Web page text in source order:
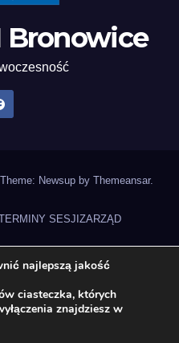
Bronowice
Theme: Newsup by Themeansar.
SESJI ZARZĄD
SESJISTATUT DZIELNICY
2026Gazeta Bronowicka
najlepszą jakość
ciasteczka, których
znajdziesz w